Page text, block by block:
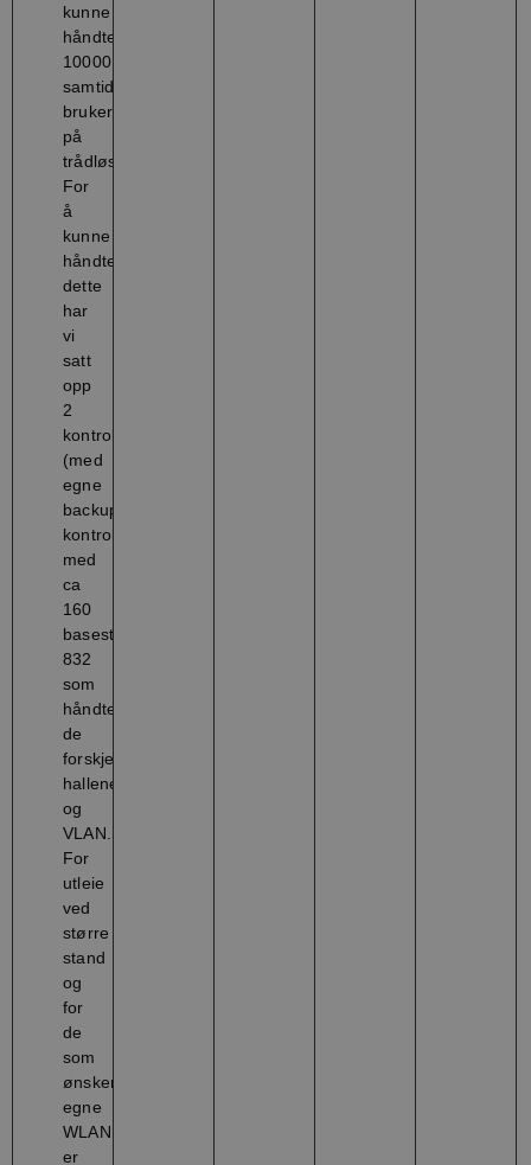
kunne
håndtere
10000
samtidige
brukere
på
trådløst.
For
å
kunne
håndtere
dette
har
vi
satt
opp
2
kontrollere
(med
egne
backup
kontrollere)
med
ca
160
basestasjoner
832
som
håndterer
de
forskjellige
hallene
og
VLAN.
For
utleie
ved
større
stand
og
for
de
som
ønsker
egne
WLAN
er